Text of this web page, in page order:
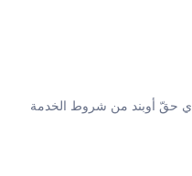
حقّ أوبند من شروط الخدمة